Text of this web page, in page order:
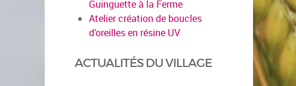
Guinguette à la Ferme
Atelier création de boucles
d’oreilles en résine UV
ACTUALITÉS DU VILLAGE